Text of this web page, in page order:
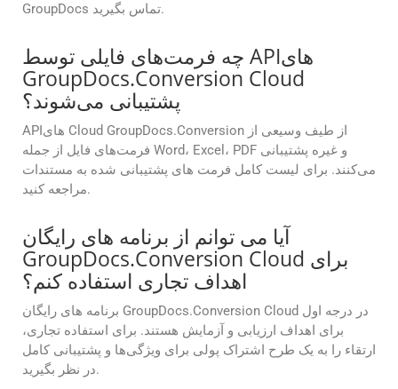
GroupDocs تماس بگیرید.
چه فرمت‌های فایلی توسط APIهای
GroupDocs.Conversion Cloud
پشتیبانی می‌شوند؟
APIهای Cloud GroupDocs.Conversion از طیف وسیعی از
فرمت‌های فایل از جمله Word، Excel، PDF و غیره پشتیبانی
می‌کنند. برای لیست کامل فرمت های پشتیبانی شده به مستندات
مراجعه کنید.
آیا می توانم از برنامه های رایگان
GroupDocs.Conversion Cloud برای
اهداف تجاری استفاده کنم؟
برنامه های رایگان GroupDocs.Conversion Cloud در درجه اول
برای اهداف ارزیابی و آزمایش هستند. برای استفاده تجاری،
ارتقاء را به یک طرح اشتراک پولی برای ویژگی‌ها و پشتیبانی کامل
در نظر بگیرید.